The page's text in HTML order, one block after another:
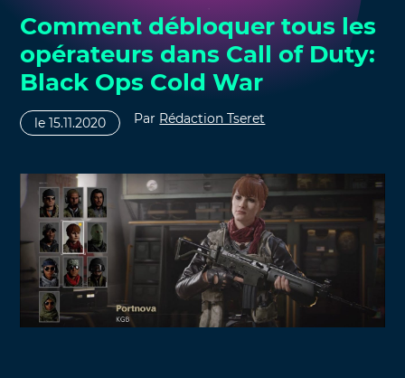
Comment débloquer tous les
opérateurs dans Call of Duty:
Black Ops Cold War
le 15.11.2020 Par Rédaction Tseret